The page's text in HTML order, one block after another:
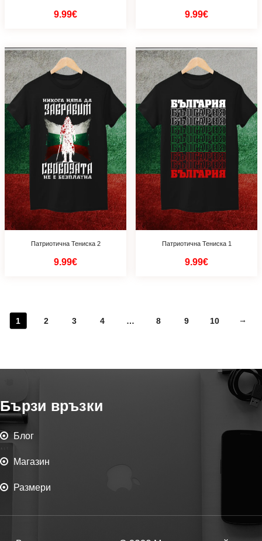
9.99€ 9.99€
Патриотична Тениска 2
9.99€
Патриотична Тениска 1
9.99€
1 2 3 4 … 8 9 10 →
Бързи връзки
Блог
Магазин
Размери